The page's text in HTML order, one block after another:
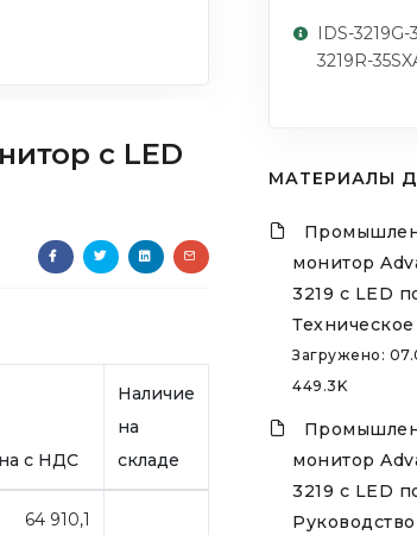
с LED
с НДС
Наличие
на
складе
64 910,1
IDS-3219G-
3219R-
МАТЕРИАЛЫ
монитор
3219 с LED
Загружено:
449.3K
монитор
3219 с LED